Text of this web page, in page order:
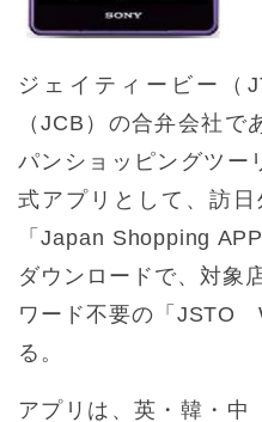
ジェイティービー（
（JCB）の合弁会社で
パンショッピングツー
式アプリとして、訪
「Japan Shopping
ダウンロードで、対象
ワード不要の「JSTO
る。
アプリは、英・韓・中